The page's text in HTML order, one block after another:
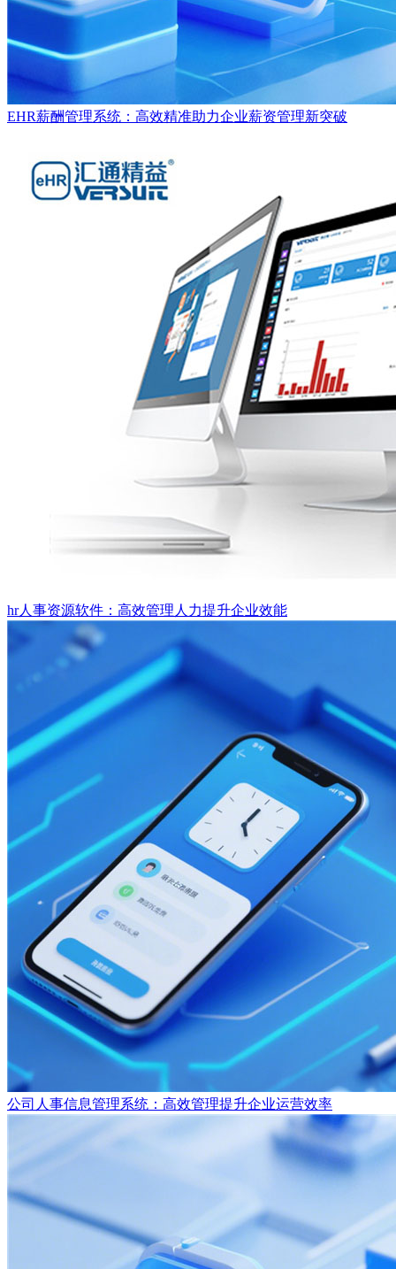
EHR薪酬管理系统：高效精准助力企业薪资管理新突破
hr人事资源软件：高效管理人力提升企业效能
公司人事信息管理系统：高效管理提升企业运营效率